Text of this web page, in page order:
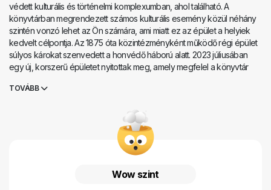
védett kulturális és történelmi komplexumban, ahol található. A
könyvtárban megrendezett számos kulturális esemény közül néhány
szintén vonzó lehet az Ön számára, ami miatt ez az épület a helyiek
kedvelt célpontja. Az 1875 óta közintézményként működő régi épület
súlyos károkat szenvedett a honvédő háború alatt. 2023 júliusában
egy új, korszerű épületet nyitottak meg, amely megfelel a könyvtár
Vinkovci Városi Könyvtár
büszkélkedhet. Különlegességnek számítanak a város különböző
pontjain elhelyezett könyvkuckók, amelyeket egy interaktív térkép
segítségével lehet megtalálni. Lehetőség nyílik Vinkovci és gazdag
kultúrájának felfedezésére. További információ: https://gkvk.hr.
TOVÁBB
Wow szint